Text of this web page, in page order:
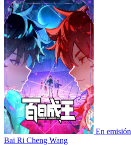
En emisión
Bai Ri Cheng Wang